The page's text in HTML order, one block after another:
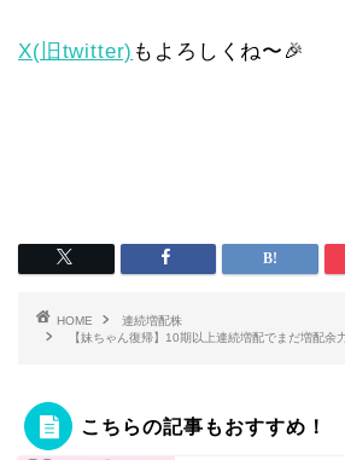
X(旧twitter) もよろしくね〜🎉
HOME
連続増配株
【妹ちゃん復帰】10期以上連続増配でまだ増配余
こちらの記事もおすすめ！